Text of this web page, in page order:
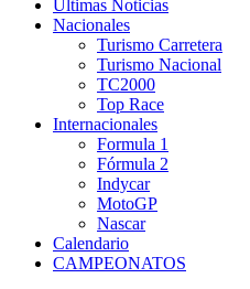
Últimas Noticias
Nacionales
Turismo Carretera
Turismo Nacional
TC2000
Top Race
Internacionales
Formula 1
Fórmula 2
Indycar
MotoGP
Nascar
Calendario
CAMPEONATOS